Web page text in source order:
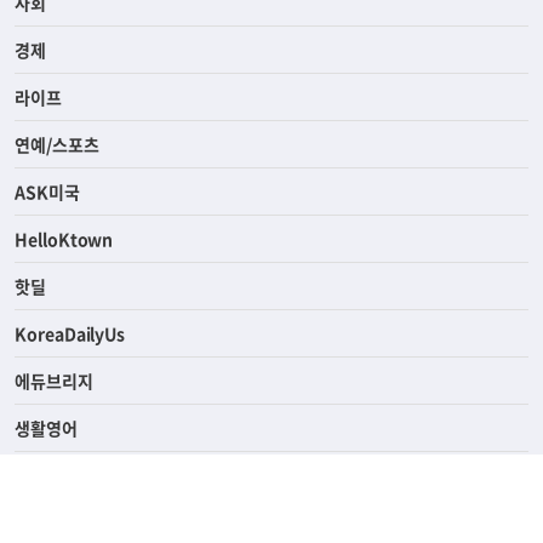
경제
라이프
연예/스포츠
ASK미국
HelloKtown
핫딜
KoreaDailyUs
에듀브리지
생활영어